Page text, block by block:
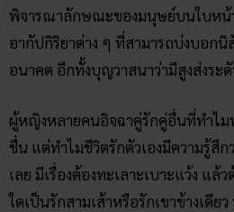
พิจารณาลักษณะของมนุษย์บนใบหน้
อากัปกิริยาต่าง ๆ ที่สามารถบ่งบอกนิ
อนาคต อีกทั้งบุญวาสนาว่ามีสูงส่งระ
ผู้หญิงหลายคนอิจฉาคู่รักคู่อื่นที่ทำไ
ชื่น แต่ทำไมชีวิตรักตัวเองมีความรู้สึก
เลย มีเรื่องต้องทะเลาะเบาะแว้ง แล้
ใดเป็นรักสามเส้าหรือรักเขาข้างเดีย